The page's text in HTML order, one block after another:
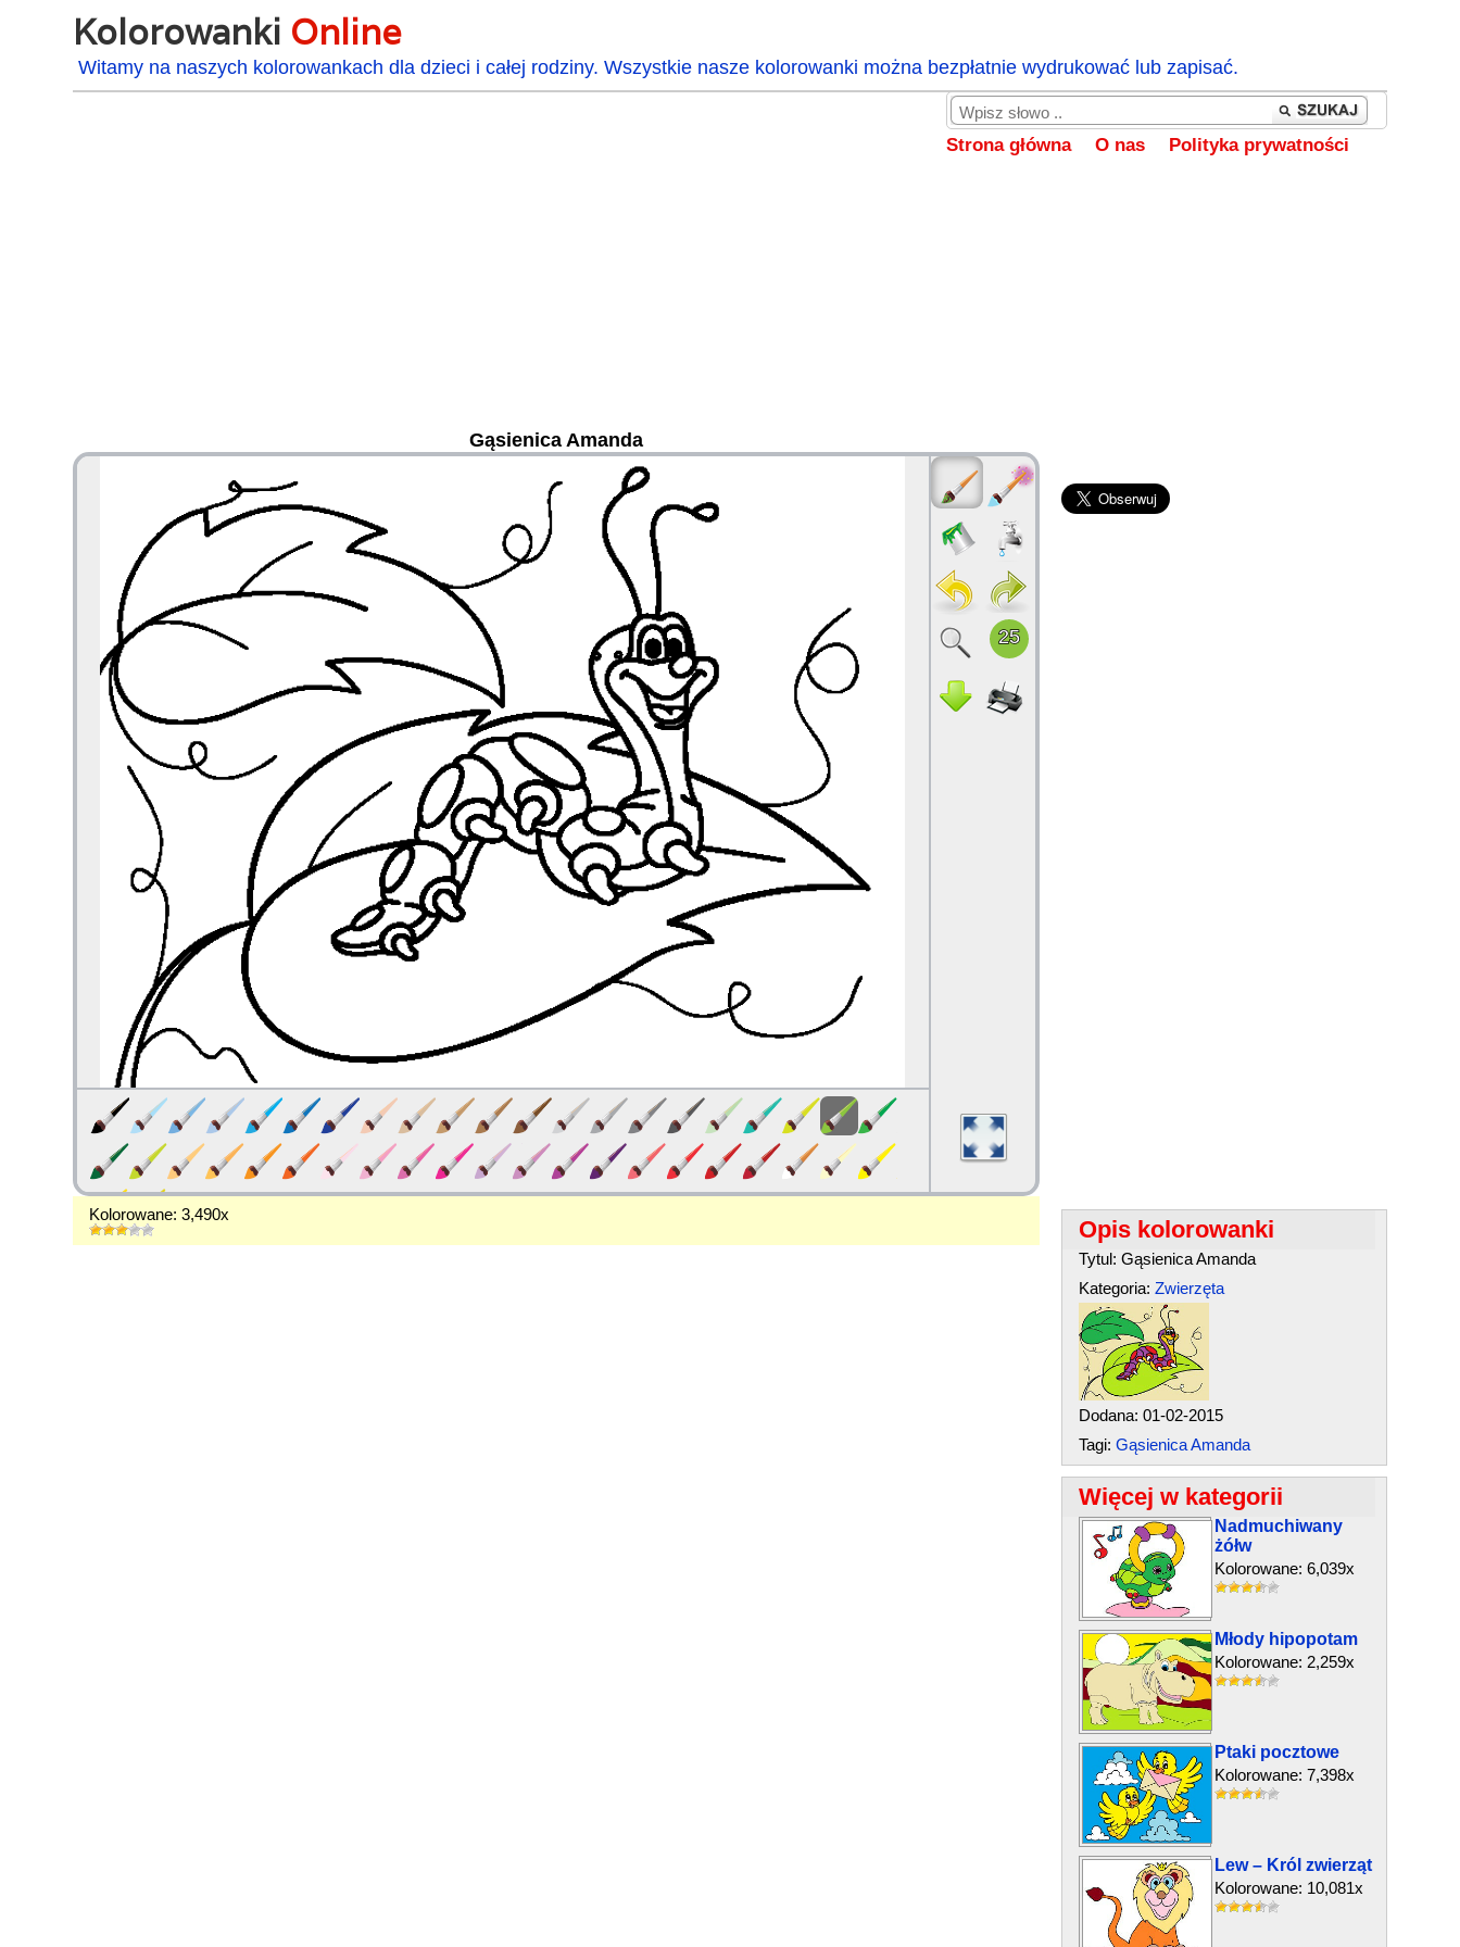
Kolorowanki Online
Witamy na naszych kolorowankach dla dzieci i całej rodziny. Wszystkie nasze kolorowanki można bezpłatnie wydrukować lub zapisać.
Strona główna O nas Polityka prywatności
Gąsienica Amanda
Kolorowane: 3,490x
Opis kolorowanki
Tytul: Gąsienica Amanda
Kategoria: Zwierzęta
Dodana: 01-02-2015
Tagi: Gąsienica Amanda
Więcej w kategorii
Nadmuchiwany
żółw
Kolorowane: 6,039x
Młody hipopotam
Kolorowane: 2,259x
Ptaki pocztowe
Kolorowane: 7,398x
Lew – Król zwierząt
Kolorowane: 10,081x